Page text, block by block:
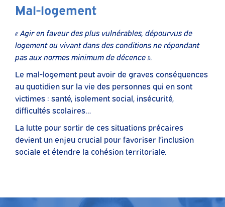
Mal-logement
« Agir en faveur des plus vulnérables, dépourvus de
logement ou vivant dans des conditions ne répondant
pas aux normes minimum de décence ».
Le mal-logement peut avoir de graves conséquences
au quotidien sur la vie des personnes qui en sont
victimes : santé, isolement social, insécurité,
difficultés scolaires…
La lutte pour sortir de ces situations précaires
devient un enjeu crucial pour favoriser l’inclusion
sociale et étendre la cohésion territoriale.